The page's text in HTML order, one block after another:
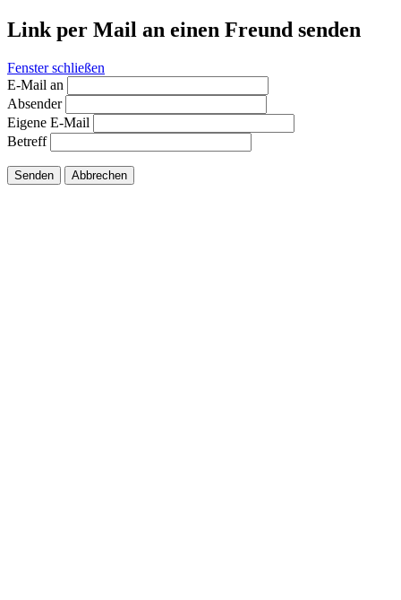
Link per Mail an einen Freund senden
Fenster schließen
E-Mail an
Absender
Eigene E-Mail
Betreff
Senden Abbrechen